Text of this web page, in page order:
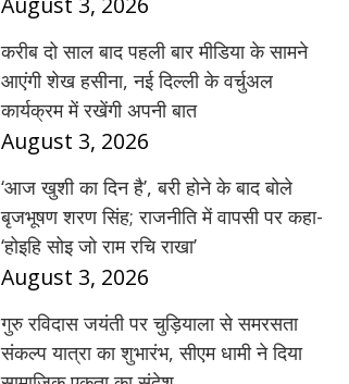
करीब दो साल बाद पहली बार मीडिया के सामने
आएंगी शेख हसीना, नई दिल्ली के वर्चुअल
कार्यक्रम में रखेंगी अपनी बात
August 3, 2026
‘आज खुशी का दिन है’, बरी होने के बाद बोले
बृजभूषण शरण सिंह; राजनीति में वापसी पर कहा-
‘होइहि सोइ जो राम रचि राखा’
August 3, 2026
गुरु रविदास जयंती पर चुड़ियाला से समरसता
संकल्प यात्रा का शुभारंभ, सीएम धामी ने दिया